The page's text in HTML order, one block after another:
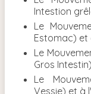
Intestion
Le
Estomac) et
Le
Gros
Le
Vessie) et à